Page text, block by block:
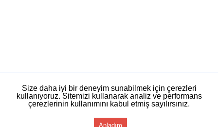
Size daha iyi bir deneyim sunabilmek için çerezleri
kullanıyoruz. Sitemizi kullanarak analiz ve performans
çerezlerinin kullanımını kabul etmiş sayılırsınız.
Anladım